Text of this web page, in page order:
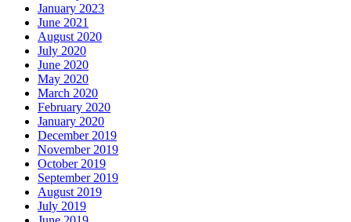
January 2023
June 2021
August 2020
July 2020
June 2020
May 2020
March 2020
February 2020
January 2020
December 2019
November 2019
October 2019
September 2019
August 2019
July 2019